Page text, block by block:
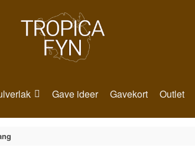
Gave ideer Gavekort Outlet